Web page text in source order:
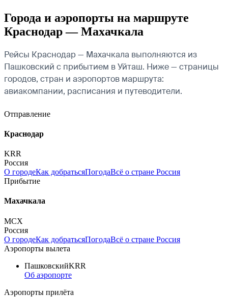
Города и аэропорты на маршруте
Краснодар — Махачкала
Рейсы Краснодар — Махачкала выполняются из
Пашковский с прибытием в Уйташ. Ниже — страницы
городов, стран и аэропортов маршрута:
авиакомпании, расписания и путеводители.
Отправление
Краснодар
KRR
Россия
О городеКак добратьсяПогодаВсё о стране Россия
Прибытие
Махачкала
MCX
Россия
О городеКак добратьсяПогодаВсё о стране Россия
Аэропорты вылета
ПашковскийKRR
Об аэропорте
Аэропорты прилёта